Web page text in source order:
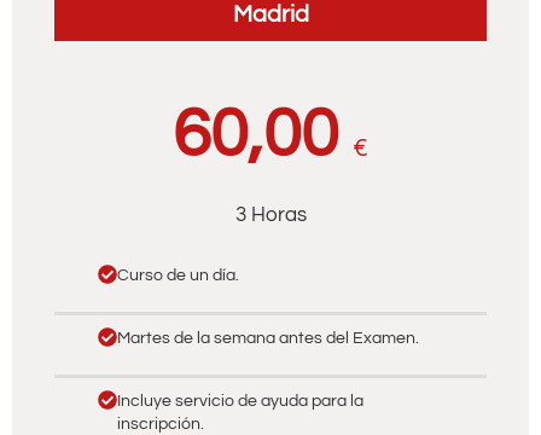
Madrid
60,00 €
3 Horas
Curso de un día.
Martes de la semana antes del Examen.
Incluye servicio de ayuda para la
inscripción.